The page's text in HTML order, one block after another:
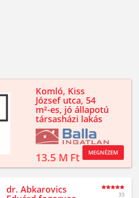
Komló, Kiss
József utca, 54
m²-es, jó állapotú
társasházi lakás
13.5 M Ft MEGNÉZEM
dr. Abkarovics
33